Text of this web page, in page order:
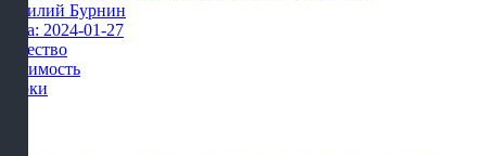
Василий Бурнин
Дата: 2024-01-27
Качество
Стоимость
Сроки